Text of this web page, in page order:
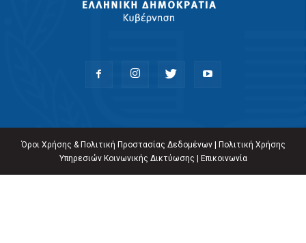
Όροι Χρήσης & Πολιτική Προστασίας Δεδομένων|
Πολιτική Χρήσης
Υπηρεσιών Κοινωνικής Δικτύωσης
Επικοινωνία